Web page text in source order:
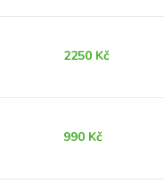
2250 Kč
990 Kč